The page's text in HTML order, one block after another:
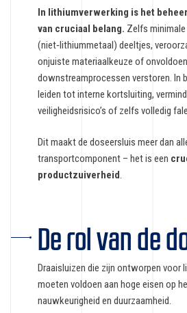
In lithiumverwerking is het
van cruciaal belang. Zelfs minimale
(niet‑lithiummetaal) deeltjes,
onjuiste materiaalkeuze of
downstreamprocessen verstoren. In
leiden tot interne kortsluiting,
veiligheidsrisico’s of zelfs volledig
Dit maakt de doseersluis meer dan
transportcomponent – het is een
productzuiverheid.
De rol van de
Draaisluizen die zijn ontworpen voor
moeten voldoen aan hoge eisen op
nauwkeurigheid en duurzaamheid.